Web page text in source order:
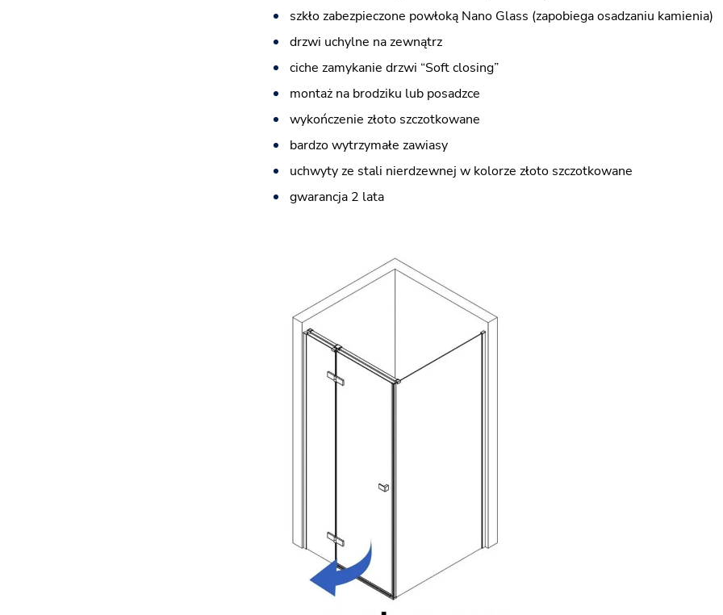
szkło zabezpieczone powłoką Nano Glass (zapobiega osadzaniu kamienia)
drzwi uchylne na zewnątrz
ciche zamykanie drzwi “Soft closing”
montaż na brodziku lub posadzce
wykończenie złoto szczotkowane
bardzo wytrzymałe zawiasy
uchwyty ze stali nierdzewnej w kolorze złoto szczotkowane
gwarancja 2 lata